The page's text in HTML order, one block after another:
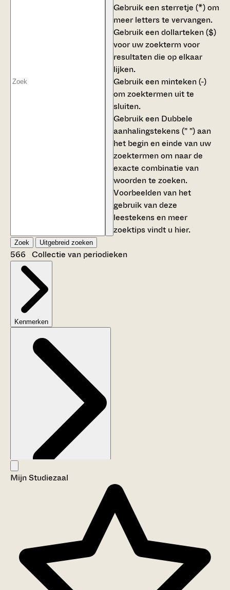
Gebruik eensterretje (*)om
meer letters te vervangen.
Gebruik eendollarteken ($)
voor uw zoekterm voor
resultaten die op elkaar
lijken.
Gebruik een minteken (-)
om zoektermen uit te
sluiten.
Gebruik een Dubbele
aanhalingstekens (" ")aan
het begin en einde van uw
zoektermen om naar de
exacte combinatie van
woorden te zoeken.
Voorbeelden van het
gebruik van deze
leestekens en meer
zoektips vindt u hier.
Zoek Uitgebreid zoeken
566 Collectie van periodieken
Kenmerken
Aanwijzingen voor de gebruiker
Mijn Studiezaal